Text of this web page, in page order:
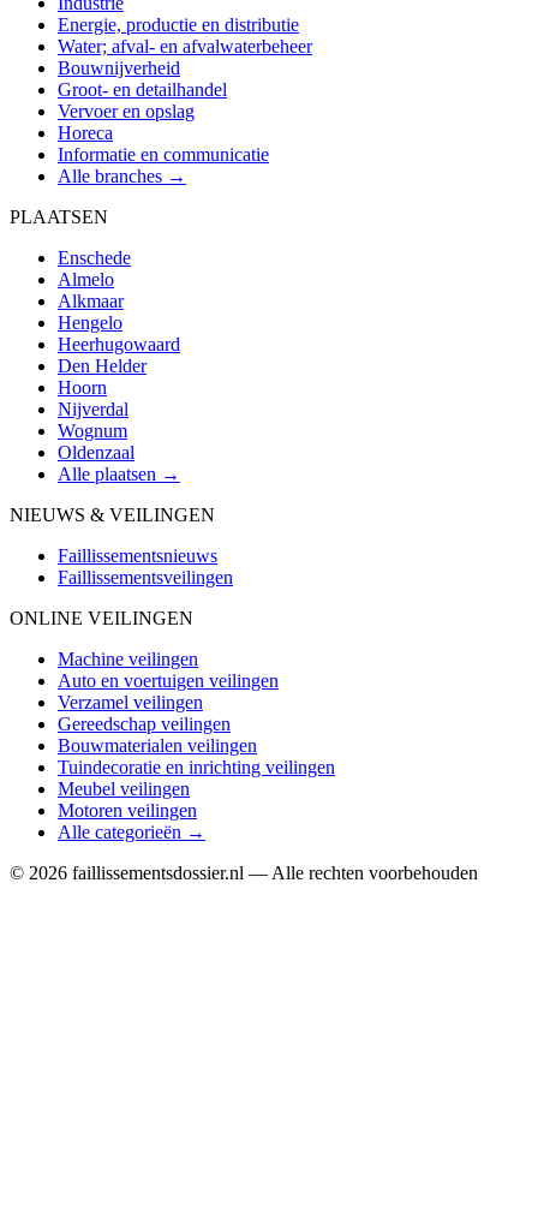
Energie, productie en distributie
Water; afval- en afvalwaterbeheer
Bouwnijverheid
Groot- en detailhandel
Vervoer en opslag
Horeca
Informatie en communicatie
Alle branches →
PLAATSEN
Enschede
Almelo
Alkmaar
Hengelo
Heerhugowaard
Den Helder
Hoorn
Nijverdal
Wognum
Oldenzaal
Alle plaatsen →
NIEUWS & VEILINGEN
Faillissementsnieuws
Faillissementsveilingen
ONLINE VEILINGEN
Machine veilingen
Auto en voertuigen veilingen
Verzamel veilingen
Gereedschap veilingen
Bouwmaterialen veilingen
Tuindecoratie en inrichting veilingen
Meubel veilingen
Motoren veilingen
Alle categorieën →
© 2026 faillissementsdossier.nl — Alle rechten voorbehouden